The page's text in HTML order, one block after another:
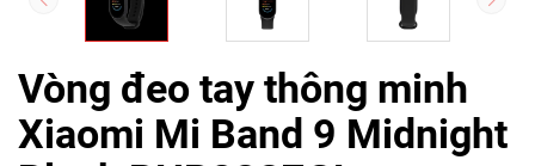
Vòng đeo tay thông minh
Xiaomi Mi Band 9 Midnight